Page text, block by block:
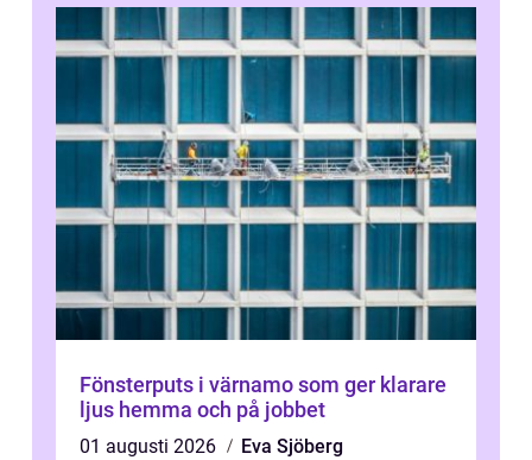
Fönsterputs i värnamo som ger klarare
ljus hemma och på jobbet
01 augusti 2026
Eva Sjöberg